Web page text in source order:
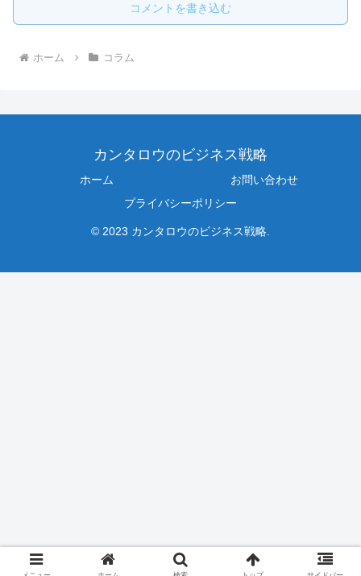
コメントを書き込む
ホーム コラム
カンタロウのビジネス戦略
ホーム
お問い合わせ
プライバシーポリシー
© 2023 カンタロウのビジネス戦略.